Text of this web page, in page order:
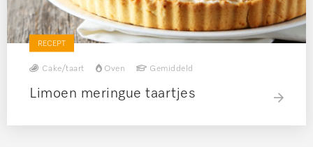
RECEPT
Cake/taart Oven Gemiddeld
Limoen meringue taartjes